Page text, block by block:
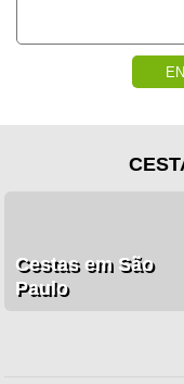
Cestas em São
Paulo